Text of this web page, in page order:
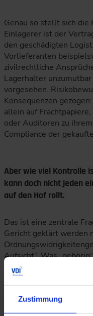
Zustimmung
Genau so stellt sich die
Einlagerer ist der
den geschädigten
Vorlieferanten
zivilrechtliche
Lagerhalter
vorgesehen.
Konsequenzen
allein auf
oder Auditoren zu
Compliance der
Aber wie viel Kontrolle
kann doch nicht jeden
auf den Hof rollt.
Das ist eine zentrale
Gericht geklärt werden
Aufsicht“. Was
Richterin oder der
Gericht kann
Stichproben reicht, ein